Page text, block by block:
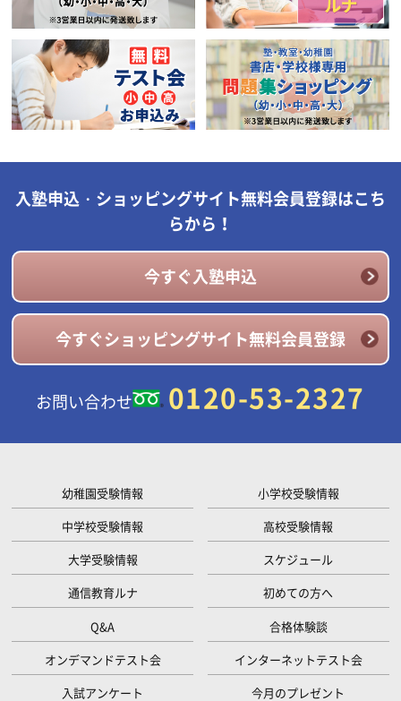
入塾申込・ショッピングサイト無料会員登録はこち
らから！
今すぐ入塾申込
今すぐショッピングサイト無料会員登録
お問い合わせ 0120-53-2327
幼稚園受験情報
小学校受験情報
中学校受験情報
高校受験情報
大学受験情報
スケジュール
通信教育ルナ
初めての方へ
Q&A
合格体験談
オンデマンドテスト会
インターネットテスト会
入試アンケート
今月のプレゼント